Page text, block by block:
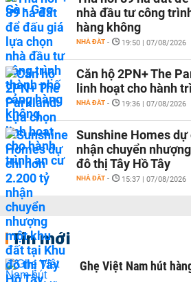
nhà đầu tư công
hàng không
NHÀ ĐẤT - 19:50 | 07/08/2026
Căn hộ 2PN+ The
linh hoạt cho hành
NHÀ ĐẤT - 19:36 | 07/08/2026
Sunshine Homes
nhận chuyển
đô thị Tây Hồ Tây
NHÀ ĐẤT - 15:37 | 07/08/2026
Tin mới
Ghẹ Việt Nam hút